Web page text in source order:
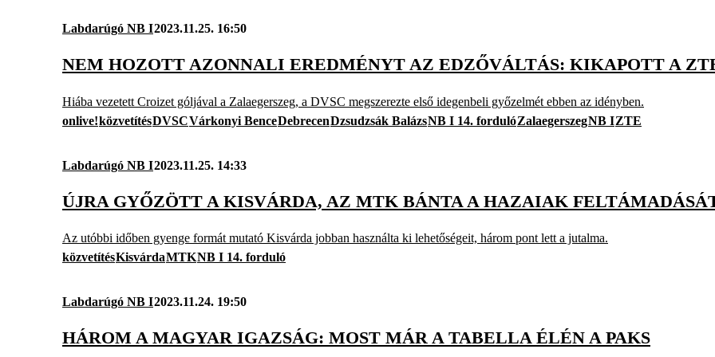
Labdarúgó NB I2023.11.25. 16:50
NEM HOZOTT AZONNALI EREDMÉNYT AZ EDZŐVÁLTÁS: KIKAPOTT A
Hiába vezetett Croizet góljával a Zalaegerszeg, a DVSC megszerezte első idegenbeli győzelmét ebben az idényben.
onlive!közvetítésDVSCVárkonyi BenceDebrecenDzsudzsák BalázsNB I 14. fordulóZalaegerszegNB IZTE
Labdarúgó NB I2023.11.25. 14:33
ÚJRA GYŐZÖTT A KISVÁRDA, AZ MTK BÁNTA A HAZAIAK
Az utóbbi időben gyenge formát mutató Kisvárda jobban használta ki lehetőségeit, három pont lett a jutalma.
közvetítésKisvárdaMTKNB I 14. forduló
Labdarúgó NB I2023.11.24. 19:50
HÁROM A MAGYAR IGAZSÁG: MOST MÁR A TABELLA ÉLÉN A PAKS